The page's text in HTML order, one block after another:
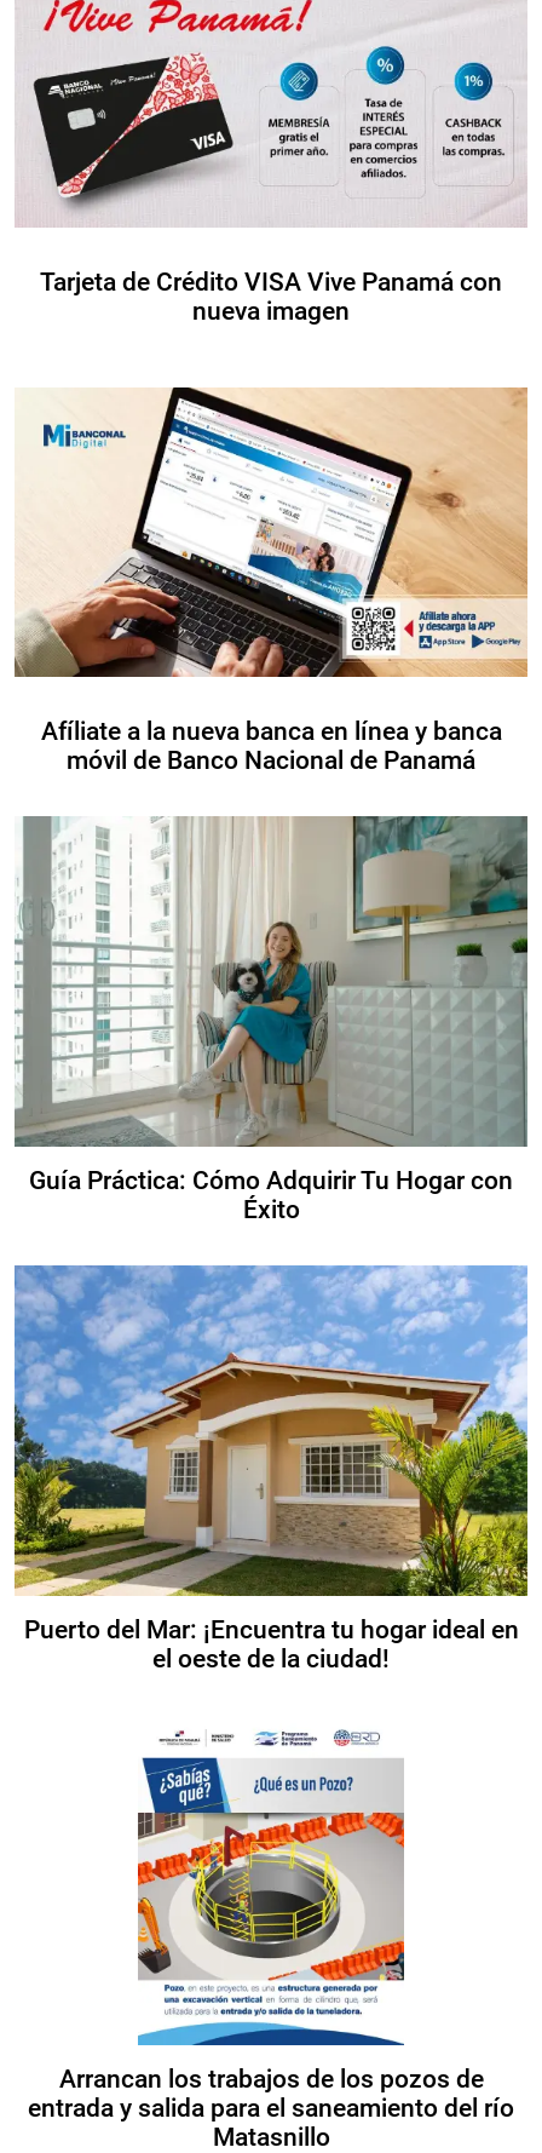
Tarjeta de Crédito VISA Vive Panamá con
nueva imagen
Afíliate a la nueva banca en línea y banca
móvil de Banco Nacional de Panamá
Guía Práctica: Cómo Adquirir Tu Hogar con
Éxito
Puerto del Mar: ¡Encuentra tu hogar ideal en
el oeste de la ciudad!
Arrancan los trabajos de los pozos de
entrada y salida para el saneamiento del río
Matasnillo